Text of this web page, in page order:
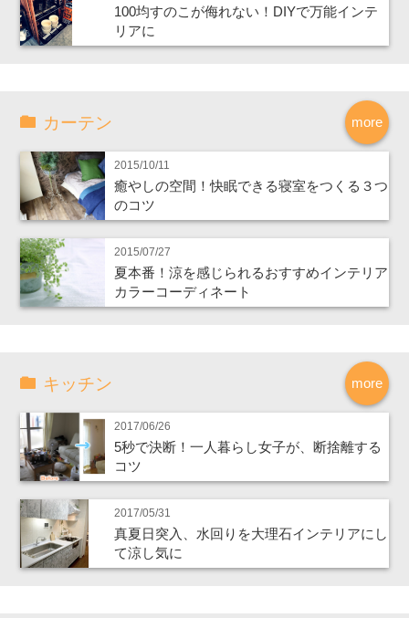
100均すのこが侮れない！DIYで万能インテ
リアに
more
カーテン
2015/10/11
癒やしの空間！快眠できる寝室をつくる３つ
のコツ
2015/07/27
夏本番！涼を感じられるおすすめインテリア
カラーコーディネート
more
キッチン
2017/06/26
5秒で決断！一人暮らし女子が、断捨離する
コツ
2017/05/31
真夏日突入、水回りを大理石インテリアにし
て涼し気に